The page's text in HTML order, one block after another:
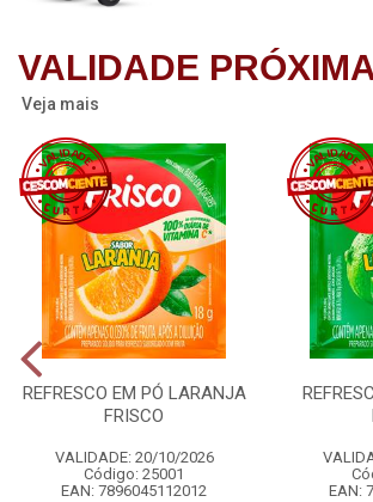
VALIDADE
Veja mais
REFRESCO EM PÓ LARANJA
FRISCO
VALIDADE: 20/10/2026
Código: 25001
EAN: 7896045112012
EAN: